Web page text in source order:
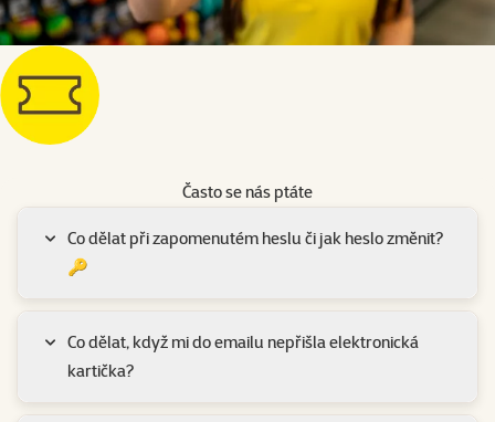
Často se nás ptáte
Co dělat při zapomenutém heslu či jak heslo změnit?
🔑
Co dělat, když mi do emailu nepřišla elektronická
kartička?